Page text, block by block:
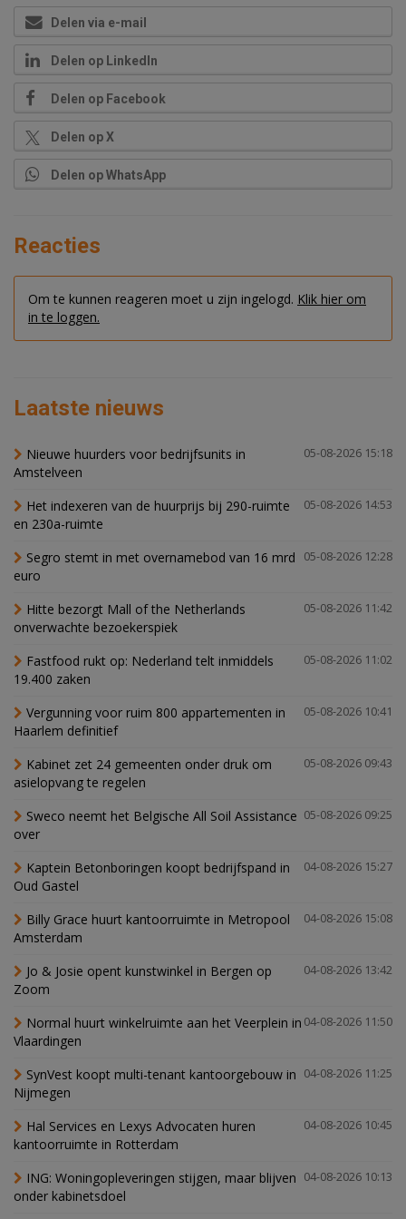
Delen via e-mail
Delen op LinkedIn
Delen op Facebook
Delen op X
Delen op WhatsApp
Reacties
Om te kunnen reageren moet u zijn ingelogd. Klik hier om
in te loggen.
Laatste nieuws
05-08-2026 15:18
Nieuwe huurders voor bedrijfsunits in
Amstelveen
05-08-2026 14:53
Het indexeren van de huurprijs bij 290-ruimte
en 230a-ruimte
05-08-2026 12:28
Segro stemt in met overnamebod van 16 mrd
euro
05-08-2026 11:42
Hitte bezorgt Mall of the Netherlands
onverwachte bezoekerspiek
05-08-2026 11:02
Fastfood rukt op: Nederland telt inmiddels
19.400 zaken
05-08-2026 10:41
Vergunning voor ruim 800 appartementen in
Haarlem definitief
05-08-2026 09:43
Kabinet zet 24 gemeenten onder druk om
asielopvang te regelen
05-08-2026 09:25
Sweco neemt het Belgische All Soil Assistance
over
04-08-2026 15:27
Kaptein Betonboringen koopt bedrijfspand in
Oud Gastel
04-08-2026 15:08
Billy Grace huurt kantoorruimte in Metropool
Amsterdam
04-08-2026 13:42
Jo & Josie opent kunstwinkel in Bergen op
Zoom
04-08-2026 11:50
Normal huurt winkelruimte aan het Veerplein in
Vlaardingen
04-08-2026 11:25
SynVest koopt multi-tenant kantoorgebouw in
Nijmegen
04-08-2026 10:45
Hal Services en Lexys Advocaten huren
kantoorruimte in Rotterdam
04-08-2026 10:13
ING: Woningopleveringen stijgen, maar blijven
onder kabinetsdoel